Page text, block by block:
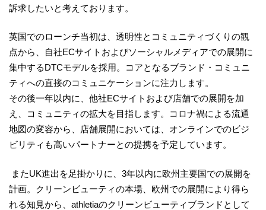
訴求したいと考えております。
英国でのローンチ当初は、透明性とコミュニティづくりの観
点から、自社ECサイトおよびソーシャルメディアでの展開に
集中するDTCモデルを採用。コアとなるブランド・コミュニ
ティへの直接のコミュニケーションに注力します。
その後一年以内に、他社ECサイトおよび店舗での展開を加
え、コミュニティの拡大を目指します。コロナ禍による流通
地図の変容から、店舗展開においては、オンラインでのビジ
ビリティも高いパートナーとの提携を予定しています。
またUK進出を足掛かりに、3年以内に欧州主要国での展開を
計画。クリーンビューティの本場、欧州での展開により得ら
れる知見から、athletiaのクリーンビューティブランドとして